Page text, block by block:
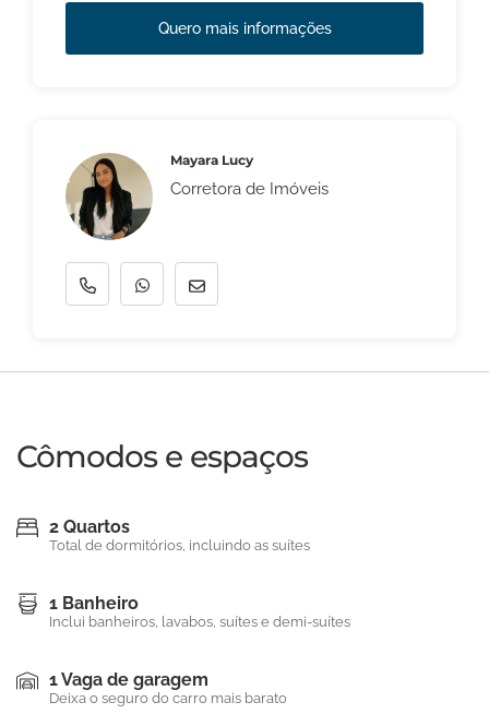
Quero mais informações
Mayara Lucy
Corretora de Imóveis
Cômodos e espaços
2 Quartos
Total de dormitórios, incluindo as suítes
1 Banheiro
Inclui banheiros, lavabos, suítes e demi-suítes
1 Vaga de garagem
Deixa o seguro do carro mais barato